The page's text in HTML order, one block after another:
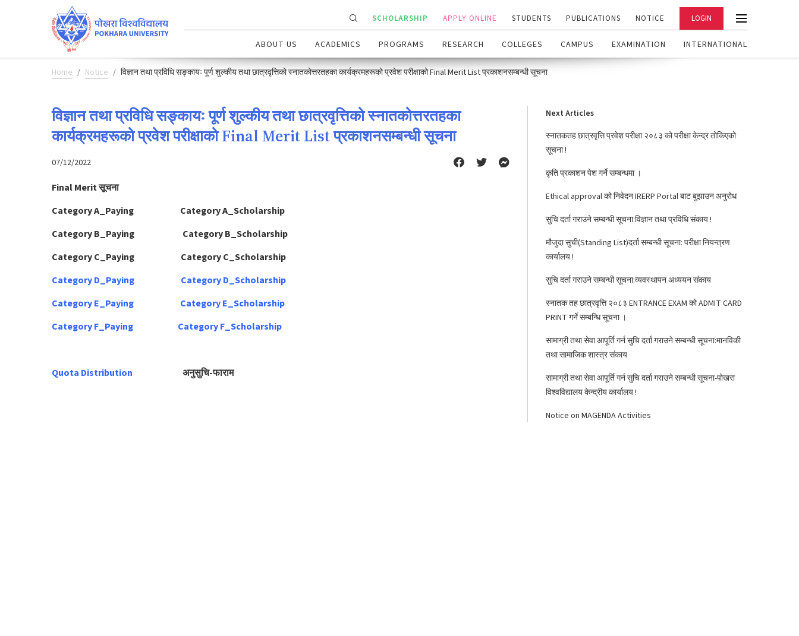
SCHOLARSHIP APPLY ONLINE STUDENTS PUBLICATIONS NOTICE LOGIN
ABOUT US ACADEMICS PROGRAMS RESEARCH COLLEGES CAMPUS EXAMINATION INTERNATIONAL
Home Notice विज्ञान तथा प्रविधि सङ्कायः पूर्ण शुल्कीय तथा छात्रवृत्तिको स्नातकोत्तरतहका कार्यक्रमहरूको प्रवेश परीक्षाको Final Merit List प्रकाशनसम्बन्धी सूचना
विज्ञान तथा प्रविधि सङ्कायः पूर्ण शुल्कीय तथा छात्रवृत्तिको स्नातकोत्तरतहका
कार्यक्रमहरूको प्रवेश परीक्षाको Final Merit List प्रकाशनसम्बन्धी सूचना
07/12/2022
Final Merit सूचना
Category A_Paying
Category A_Scholarship
Category B_Paying
Category B_Scholarship
Category C_Paying
Category C_Scholarship
Category D_Paying
Category D_Scholarship
Category E_Paying
Category E_Scholarship
Category F_Paying
Category F_Scholarship
Quota Distribution अनुसुचि-फाराम
Next Articles
स्नातकतह छात्रवृत्ति प्रवेश परीक्षा २०८३ को परीक्षा केन्द्र तोकिएको
सूचना !
कृति प्रकाशन पेश गर्ने सम्बन्धमा ।
Ethical approval को निवेदन IRERP Portal बाट बुझाउन अनुरोध
सुचि दर्ता गराउने सम्बन्धी सूचना:विज्ञान तथा प्रविधि संकाय !
मौजुदा सुची(Standing List)दर्ता सम्बन्धी सूचना: परीक्षा नियन्त्रण
कार्यालय !
सुचि दर्ता गराउने सम्बन्धी सूचना:व्यवस्थापन अध्ययन संकाय
स्नातक तह छात्रवृत्ति २०८३ ENTRANCE EXAM को ADMIT CARD
PRINT गर्ने सम्बन्धि सूचना ।
सामाग्री तथा सेवा आपूर्ति गर्न सुचि दर्ता गराउने सम्बन्धी सूचना:मानविकी
तथा सामाजिक शास्त्र संकाय
सामाग्री तथा सेवा आपूर्ति गर्न सुचि दर्ता गराउने सम्बन्धी सूचना-पोखरा
विश्वविद्यालय केन्द्रीय कार्यालय !
Notice on MAGENDA Activities